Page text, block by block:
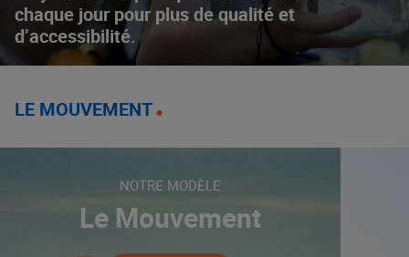
chaque jour pour plus de qualité et
d’accessibilité.
LE MOUVEMENT
NOTRE MODÈLE
Le Mouvement